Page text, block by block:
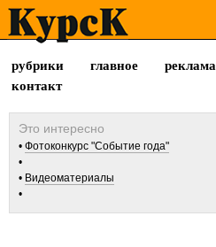
рубрики главное реклама
контакт
Фотоконкурс "Событие года"
Видеоматериалы